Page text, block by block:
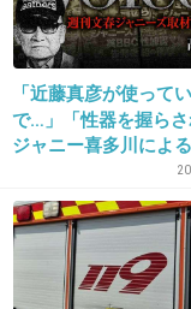
3. 匿名2013/12/03(火) 11:46:12
きも
2013/12/03(火) 11:46:12
「近藤真彦が使って
で…」「性器を握らさ
ジャニー喜多川によ
害、語り始めた被害
《徹底取材の裏側》